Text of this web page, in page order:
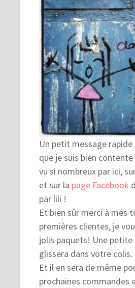
Un petit message
que je suis bien
vu si nombreux par ici,
et sur la page Facebook
par lili !
Et bien sûr merci à mes
premières clientes, je
jolis paquets! Une petite
glissera dans votre
Et il en sera de même
prochaines commandes